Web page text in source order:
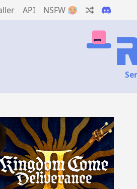
API NSFW 🥵